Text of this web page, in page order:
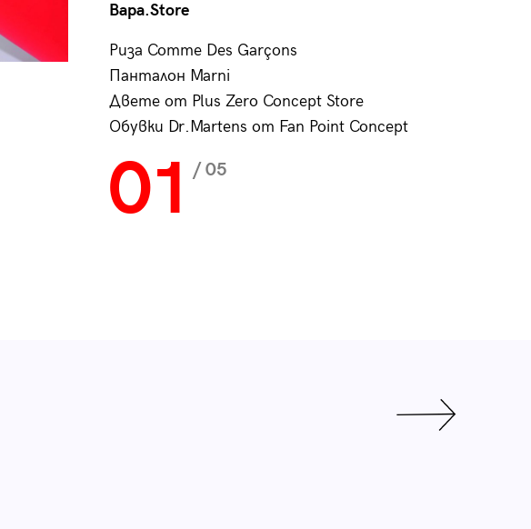
Bapa.Store
Риза Comme Des Garçons
Панталон Marni
Двете от Plus Zero Concept Store
Обувки Dr.Martens от Fan Point Concept
01/ 05